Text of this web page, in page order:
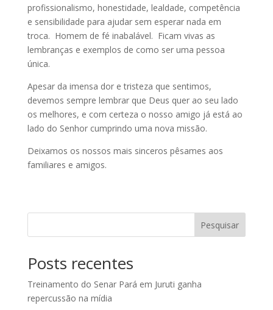
profissionalismo, honestidade, lealdade, competência
e sensibilidade para ajudar sem esperar nada em
troca. Homem de fé inabalável. Ficam vivas as
lembranças e exemplos de como ser uma pessoa
única.
Apesar da imensa dor e tristeza que sentimos,
devemos sempre lembrar que Deus quer ao seu lado
os melhores, e com certeza o nosso amigo já está ao
lado do Senhor cumprindo uma nova missão.
Deixamos os nossos mais sinceros pêsames aos
familiares e amigos.
Pesquisar
Posts recentes
Treinamento do Senar Pará em Juruti ganha
repercussão na mídia